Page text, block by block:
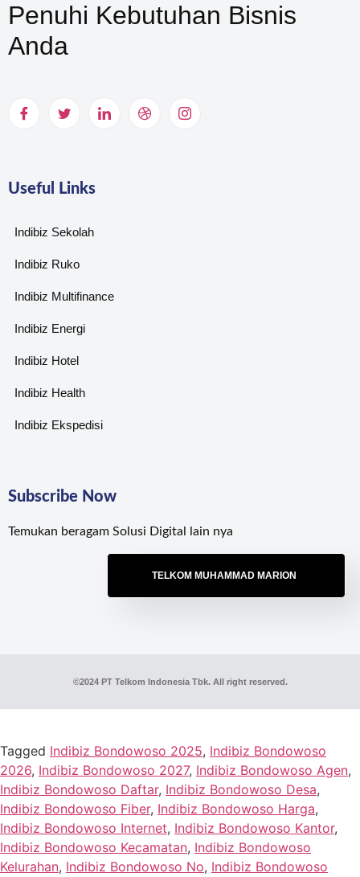
Penuhi Kebutuhan Bisnis
Anda
Useful Links
Indibiz Sekolah
Indibiz Ruko
Indibiz Multifinance
Indibiz Energi
Indibiz Hotel
Indibiz Health
Indibiz Ekspedisi
Subscribe Now
Temukan beragam Solusi Digital lain nya
TELKOM MUHAMMAD MARION
©2024 PT Telkom Indonesia Tbk. All right reserved.
Tagged Indibiz Bondowoso 2025, Indibiz Bondowoso
2026, Indibiz Bondowoso 2027, Indibiz Bondowoso Agen,
Indibiz Bondowoso Daftar, Indibiz Bondowoso Desa,
Indibiz Bondowoso Fiber, Indibiz Bondowoso Harga,
Indibiz Bondowoso Internet, Indibiz Bondowoso Kantor,
Indibiz Bondowoso Kecamatan, Indibiz Bondowoso
Kelurahan, Indibiz Bondowoso No, Indibiz Bondowoso